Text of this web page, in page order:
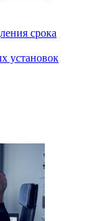
срока
установок